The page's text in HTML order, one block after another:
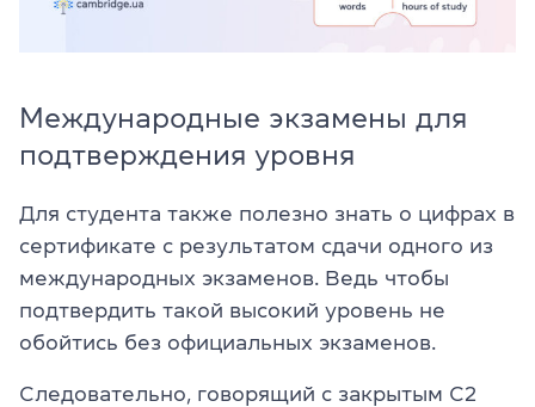
Международные экзамены для
подтверждения уровня
Для студента также полезно знать о цифрах в
сертификате с результатом сдачи одного из
международных экзаменов. Ведь чтобы
подтвердить такой высокий уровень не
обойтись без официальных экзаменов.
Следовательно, говорящий с закрытым C2